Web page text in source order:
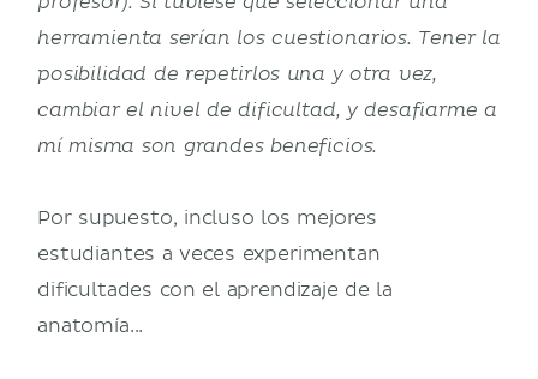
herramienta serían los cuestionarios. Tener la
posibilidad de repetirlos una y otra vez,
cambiar el nivel de dificultad, y desafiarme a
mí misma son grandes beneficios.
Por supuesto, incluso los mejores
estudiantes a veces experimentan
dificultades con el aprendizaje de la
anatomía...